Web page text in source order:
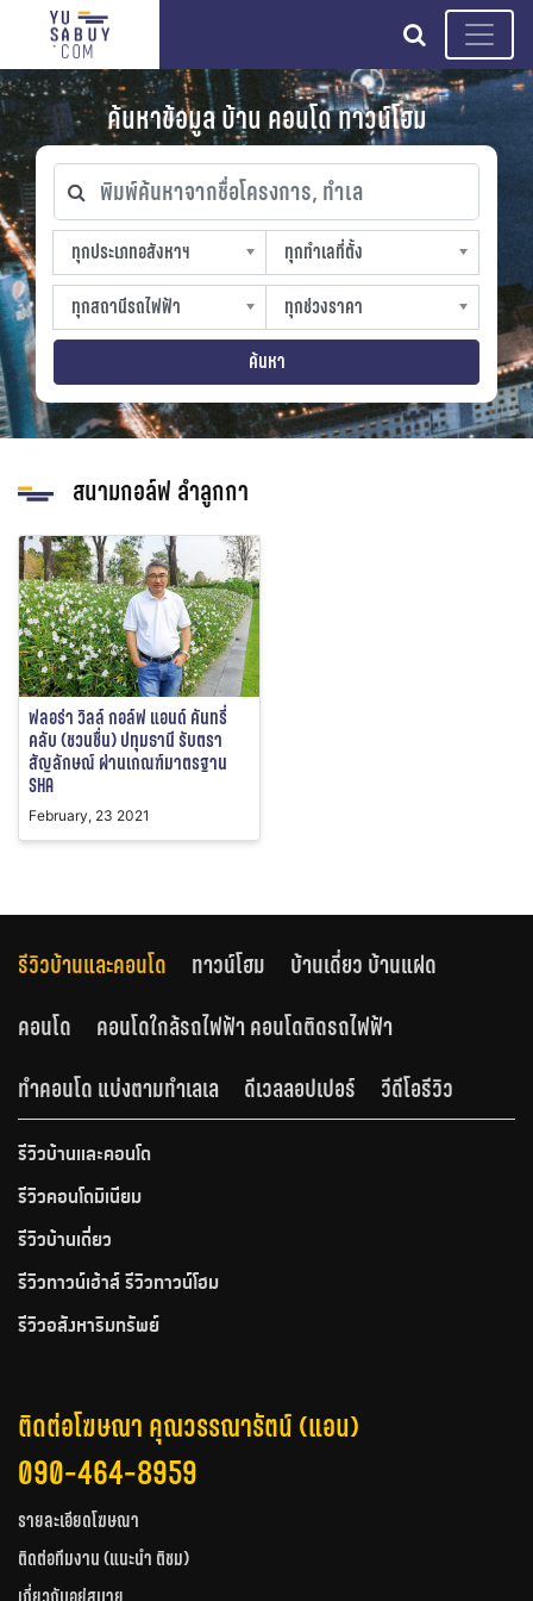
search
ค้นหาข้อมูล บ้าน คอนโด ทาวน์โฮม
พิมพ์ค้นหาจากชื่อโครงการ, ทำเล
ทุกประเภทอสังหาฯ
ทุกประเภทอสังหาฯ
sproperty
ทุกทำเลที่ตั้ง
ทุกทำเลที่ตั้ง
slocation
ทุกสถานีรถไฟฟ้า
ทุกสถานีรถไฟฟ้า
strain-station
ทุกช่วงราคา
ทุกช่วงราคา
sprice
ค้นหา
สนามกอล์ฟ ลำลูกกา
ฟลอร่า วิลล์ กอล์ฟ แอนด์ คันทรี่
คลับ (ชวนชื่น) ปทุมธานี รับตรา
สัญลักษณ์ ผ่านเกณฑ์มาตรฐาน
SHA
February, 23 2021
รีวิวบ้านและคอนโด ทาวน์โฮม
บ้านเดี่ยว บ้านแฝด
คอนโด
คอนโดใกล้รถไฟฟ้า คอนโดติดรถไฟฟ้า
ทำคอนโด แบ่งตามทำเลเล
ดีเวลลอปเปอร์ วีดีโอรีวิว
รีวิวบ้านและคอนโด
รีวิวคอนโดมิเนียม
รีวิวบ้านเดี่ยว
รีวิวทาวน์เฮ้าส์ รีวิวทาวน์โฮม
รีวิวอสังหาริมทรัพย์
ติดต่อโฆษณา คุณวรรณารัตน์ (แอน)
090-464-8959
รายละเอียดโฆษณา
ติดต่อทีมงาน (แนะนำ ติชม)